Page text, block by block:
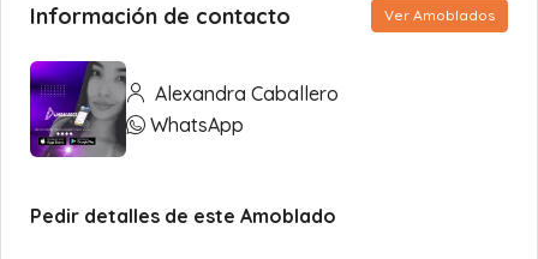
Información de contacto Ver Amoblados
Alexandra Caballero
WhatsApp
Pedir detalles de este Amoblado